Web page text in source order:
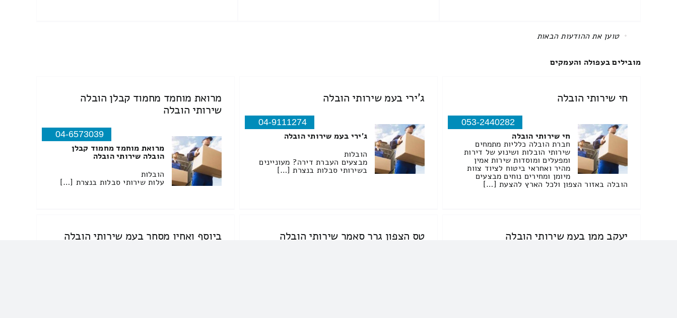
All items displayed.
מובילים בעפולה והעמקים
חי שירותי הובלה
053-2440282
חי שירותי הובלה
חברת הובלה כלליות מתמחים
שירותי הובלות ושינוע של דירות
ומפעלים ומוסדות שירות אמין
מהיר ואחראי ביטוח לציוד צוות
מיומן ומחירים נוחים מבצעים
הובלה באזור הצפון ולכל הארץ להצעת […]
ג'ירי בעמ שירותי הובלה
04-9111274
ג'ירי בעמ שירותי הובלה
הובלות
מבצעים העברת דירה? מעוניינים
בשירותי סבלות בנצרת […]
מרואת מוחמד מחמוד קבלן הובלה
שירותי הובלה
04-6573039
מרואת מוחמד מחמוד קבלן
הובלה שירותי הובלה
הובלות
עלות שירותי סבלות בנצרת […]
יעקב ממן בעמ שירותי הובלה טס הצפון גרר סאמר שירותי הובלה ביוסף ואחיו מסחר בעמ שירותי הובלה